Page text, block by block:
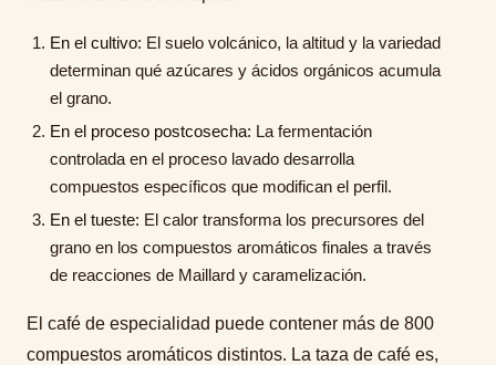
En el cultivo: El suelo volcánico, la altitud y la variedad
determinan qué azúcares y ácidos orgánicos acumula
el grano.
En el proceso postcosecha: La fermentación
controlada en el proceso lavado desarrolla
compuestos específicos que modifican el perfil.
En el tueste: El calor transforma los precursores del
grano en los compuestos aromáticos finales a través
de reacciones de Maillard y caramelización.
El café de especialidad puede contener más de 800
compuestos aromáticos distintos. La taza de café es,